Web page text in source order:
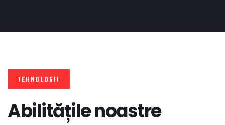
TEHNOLOGII
Abilitățile noastre